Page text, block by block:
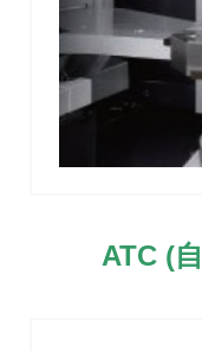
ATC (